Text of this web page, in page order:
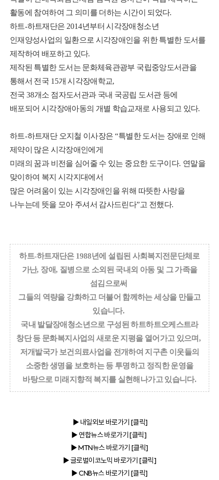
활동에 참여하여 그 의미를 더하는 시간이 되었다.
하트-하트재단은 2014년부터 시각장애청소년
인재양성사업의 일환으로 시각장애인을 위한 특별한 도서를
제작하여 배포하고 있다.
제작된 특별한 도서는 문화체육관광부 국립중앙도서관을
통해서 전국 15개 시각장애학교,
전국38개소 점자도서관과 국내 국공립 도서관 등에
배포되어 시각장애아동의 개별 학습교재로 사용되고 있다.
하트-하트재단 오지철 이사장은 “특별한 도서는 장애로 인해
제약이 많은 시각장애인에게
미래의 꿈과 비전을 심어줄 수 있는 중요한 도구이다. 연말을
맞이하여 복지 시각지대에서
많은 어려움이 있는 시각장애인을 위해 따뜻한 사랑을
나누는데 뜻을 모아 주셔서 감사드린다”고 전했다.
하트-하트재단은 1988년에 설립된 사회복지전문단체로
가난, 장애, 질병으로 소외된 국내외 아동 및 그 가족을
섬김으로써
그들의 역량을 강화하고 더불어 함께하는 세상을 만들고
있습니다.
국내 발달장애청소년으로 구성된 하트하트오케스트라
창단 등 문화복지사업의 새로운 지평을 열어가고 있으며,
저개발국가 보건의료사업을 전개하여 지구촌 이웃들의
소중한 생명을 보호하는 등 투명하고 정직한 운영을
바탕으로 미래지향적 복지를 실현해나가고 있습니다.
▶ 내일외보 바로가기 [클릭]
▶ 연합뉴스바로가기 [클릭]
▶ MTN뉴스 바로가기 [클릭]
▶ 글로벌이코노믹 바로가기 [클릭]
▶ CNB뉴스 바로가기 [클릭]